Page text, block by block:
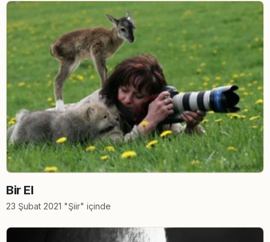
Bir El
23 Şubat 2021 "Şiir" içinde